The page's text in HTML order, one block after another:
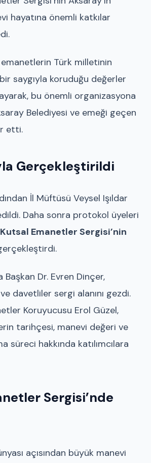
hayatına önemli katkılar
Türk milletinin
saygıyla koruduğu değerler
bu önemli organizasyona
Belediyesi ve emeği geçen
etti.
Gerçekleştirildi
İl Müftüsü Veysel Işıldar
Daha sonra protokol üyeleri
Kutsal Emanetler Sergisi’nin
Başkan Dr. Evren Dinçer,
davetliler sergi alanını gezdi.
Koruyucusu Erol Güzel,
tarihçesi, manevi değeri ve
süreci hakkında katılımcılara
Sergisi’nde
açısından büyük manevi